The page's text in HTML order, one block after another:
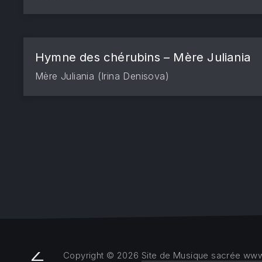
Hymne des chérubins – Mère Juliania
Mère Juliania (Irina Denisova)
Copyright © 2026 Site de Musique sacrée